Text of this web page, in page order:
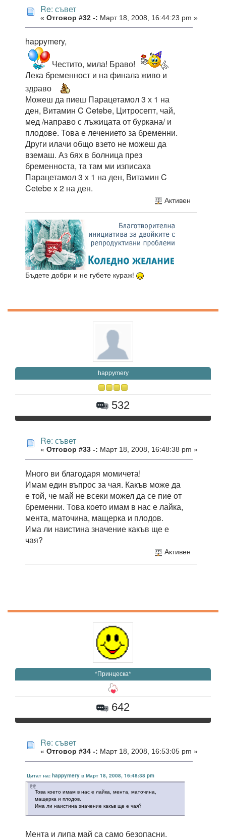
Re: съвет
« Отговор #32 -: Март 18, 2008, 16:44:23 pm »
happymery,
Честито, мила! Браво!
Лека бременност и на финала живо и
здраво
Можеш да пиеш Парацетамол 3 х 1 на
ден, Витамин C Cetebe, Цитросепт, чай,
мед /направо с лъжицата от буркана/ и
плодове. Това е лечението за бременни.
Други илачи общо взето не можеш да
вземаш. Аз бях в болница през
бременноста, та там ми изписаха
Парацетамол 3 х 1 на ден, Витамин C
Cetebe х 2 на ден.
Активен
Бъдете добри и не губете кураж!
happymery
532
Re: съвет
« Отговор #33 -: Март 18, 2008, 16:48:38 pm »
Много ви благодаря момичета!
Имам един въпрос за чая. Какъв може да
е той, че май не всеки можел да се пие от
бременни. Това което имам в нас е лайка,
мента, маточина, мащерка и плодов.
Има ли наистина значение какъв ще е
чая?
Активен
*Принцеска*
642
Re: съвет
« Отговор #34 -: Март 18, 2008, 16:53:05 pm »
Цитат на: happymery в Март 18, 2008, 16:48:38 pm
Това което имам в нас е лайка, мента, маточина,
мащерка и плодов.
Има ли наистина значение какъв ще е чая?
Мента и липа май са само безопасни.